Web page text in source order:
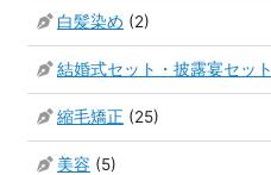
白髪染め (2)
結婚式セット・披露宴セット
縮毛矯正 (25)
美容 (5)